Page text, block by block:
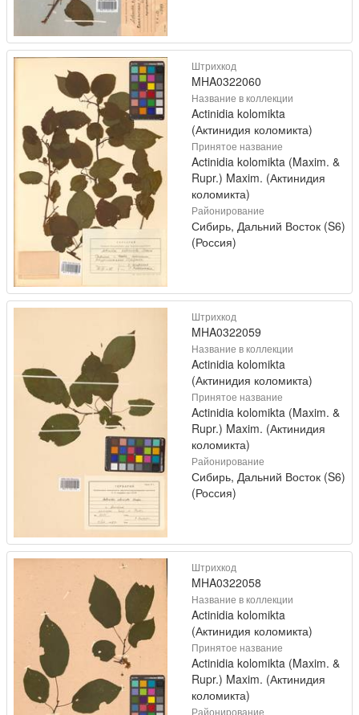
Штрихкод
MHA0322060
Название в коллекции
Actinidia kolomikta
(Актинидия коломикта)
Принятое название
Actinidia kolomikta (Maxim. &
Rupr.) Maxim. (Актинидия
коломикта)
Районирование
Сибирь, Дальний Восток (S6)
(Россия)
Штрихкод
MHA0322059
Название в коллекции
Actinidia kolomikta
(Актинидия коломикта)
Принятое название
Actinidia kolomikta (Maxim. &
Rupr.) Maxim. (Актинидия
коломикта)
Районирование
Сибирь, Дальний Восток (S6)
(Россия)
Штрихкод
MHA0322058
Название в коллекции
Actinidia kolomikta
(Актинидия коломикта)
Принятое название
Actinidia kolomikta (Maxim. &
Rupr.) Maxim. (Актинидия
коломикта)
Районирование